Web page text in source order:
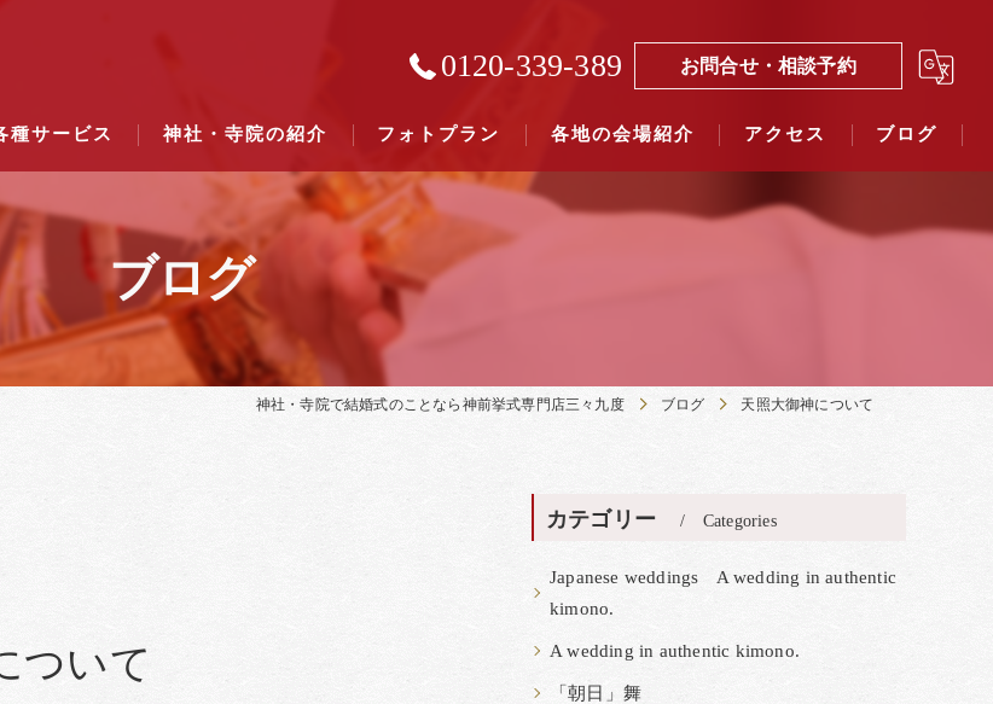
0120-339-389 お問合せ・相談予約
種サービス 神社・寺院の紹介
結婚式のできる東京都下の神社一覧（４０社寺）｜三々九度東京
結婚式のできる関東六県の神社一覧（７５社）県別表示｜三々九度東京
フォトプラン 各地の会場紹介 アクセス ブログ
ブログ
神社・寺院で結婚式のことなら神前挙式専門店三々九度 ブログ 天照大御神について
ついて
カテゴリー Categories
Japanese weddings A wedding in authentic
kimono.
A wedding in authentic kimono.
「朝日」舞